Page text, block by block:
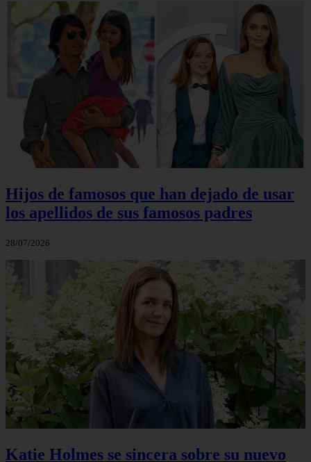
Hijos de famosos que han dejado de usar
los apellidos de sus famosos padres
28/07/2026
Katie Holmes se sincera sobre su nuevo